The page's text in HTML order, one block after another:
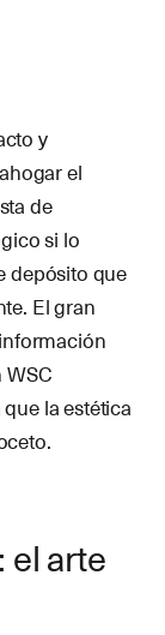
y
el
de
si lo
depósito que
El gran
la estética
el arte